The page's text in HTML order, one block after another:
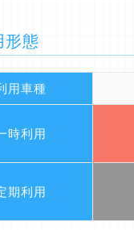
形態
用車種
時利用
期利用